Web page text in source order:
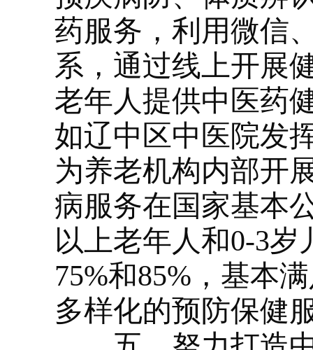
药服务，利用微信
系，通过线上开展
老年人提供中医药
如辽中区中医院发
为养老机构内部开
病服务在国家基本
以上老年人和0-3
75%和85%，基本
多样化的预防保健